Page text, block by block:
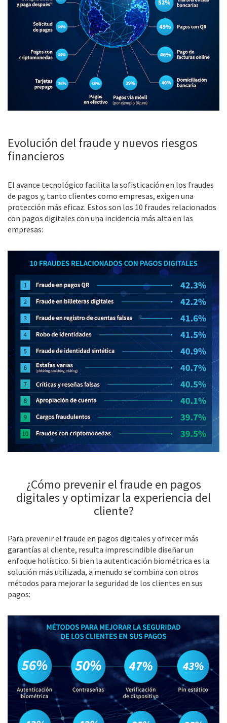
Evolución del fraude y nuevos riesgos
financieros
El avance tecnológico facilita la sofisticación en los fraudes
de pagos y, tanto clientes como empresas, exigen una
protección más eficaz. Estos son los 10 fraudes relacionados
con pagos digitales con una incidencia más alta en las
empresas:
¿Cómo prevenir el fraude en pagos
digitales y optimizar la experiencia del
cliente?
Para prevenir el fraude en pagos digitales y ofrecer más
garantías al cliente, resulta imprescindible diseñar un
enfoque holístico. Si bien la autenticación biométrica es la
solución más utilizada, a menudo se combina con otros
métodos para mejorar la seguridad de los clientes en sus
pagos: